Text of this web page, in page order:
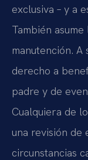
exclusiva – y a
También
manutención.
derecho a
padre y de
Cualquiera de
una revisión de
circunstancias